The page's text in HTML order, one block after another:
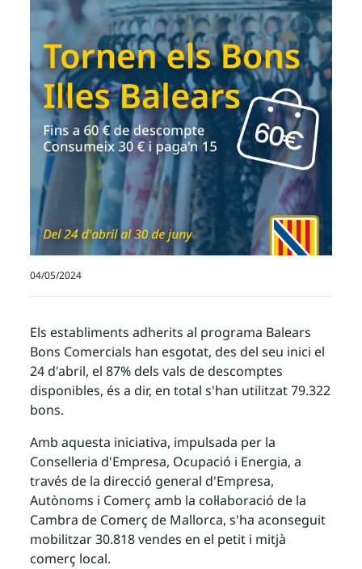
04/05/2024
Els establiments adherits al programa Balears
Bons Comercials han esgotat, des del seu inici el
24 d'abril, el 87% dels vals de descomptes
disponibles, és a dir, en total s'han utilitzat 79.322
bons.
Amb aquesta iniciativa, impulsada per la
Conselleria d'Empresa, Ocupació i Energia, a
través de la direcció general d'Empresa,
Autònoms i Comerç amb la col·laboració de la
Cambra de Comerç de Mallorca, s'ha aconseguit
mobilitzar 30.818 vendes en el petit i mitjà
comerç local.